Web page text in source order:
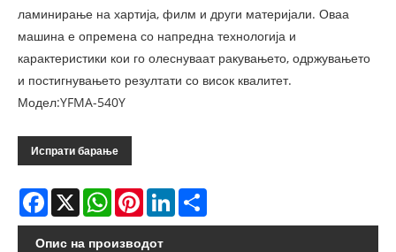
ламинирање на хартија, филм и други материјали. Оваа
машина е опремена со напредна технологија и
карактеристики кои го олеснуваат ракувањето, одржувањето
и постигнувањето резултати со висок квалитет.
Модел:YFMA-540Y
Испрати барање
Facebook
X WhatsAppPinterestLinkedIn
Опис на производот